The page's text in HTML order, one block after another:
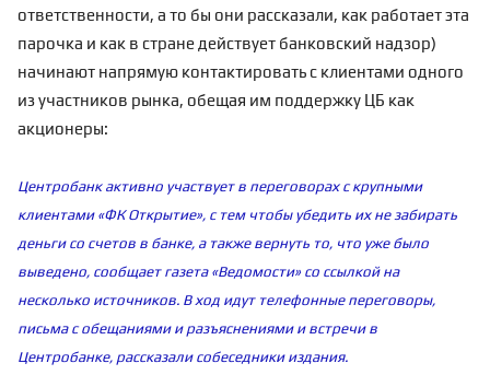
ответственности, а то бы они рассказали, как работает эта
парочка и как в стране действует банковский надзор)
начинают напрямую контактировать с клиентами одного
из участников рынка, обещая им поддержку ЦБ как
акционеры:
Центробанк активно участвует в переговорах с крупными
клиентами «ФК Открытие», с тем чтобы убедить их не забирать
деньги со счетов в банке, а также вернуть то, что уже было
выведено, сообщает газета «Ведомости» со ссылкой на
несколько источников. В ход идут телефонные переговоры,
письма с обещаниями и разъяснениями и встречи в
Центробанке, рассказали собеседники издания.